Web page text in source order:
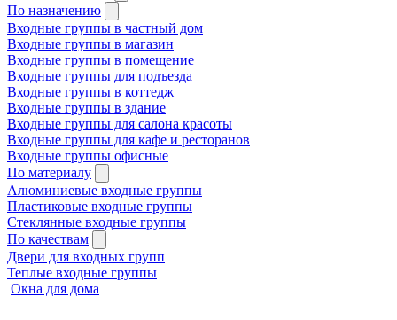
По назначению
Входные группы в частный дом
Входные группы в магазин
Входные группы в помещение
Входные группы для подъезда
Входные группы в коттедж
Входные группы в здание
Входные группы для салона красоты
Входные группы для кафе и ресторанов
Входные группы офисные
По материалу
Алюминиевые входные группы
Пластиковые входные группы
Стеклянные входные группы
По качествам
Двери для входных групп
Теплые входные группы
Окна для дома